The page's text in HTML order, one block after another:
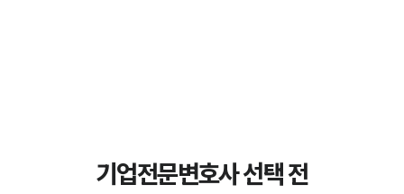
뉴스레터/브로슈어
세미나
기업전문변호사 선택 전